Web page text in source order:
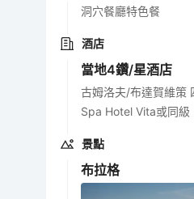
洞穴餐廳特色餐
酒店
當地4鑽/星酒店
古姆洛夫/布達賀維策
Spa Hotel Vita或同級
景點
布拉格